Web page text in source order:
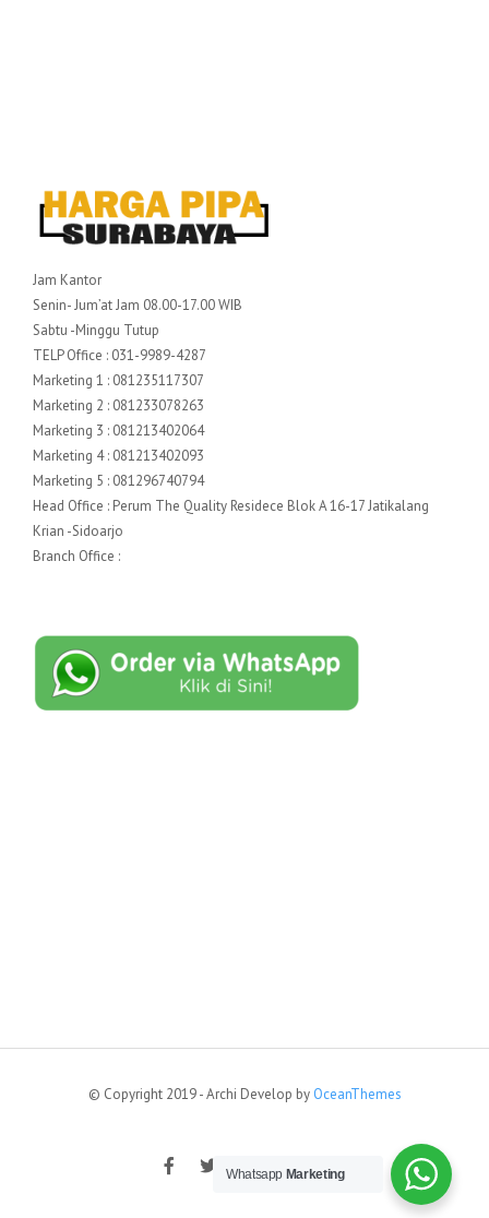
Jam Kantor
Senin- Jum’at Jam 08.00-17.00 WIB
Sabtu -Minggu Tutup
TELP Office : 031-9989-4287
Marketing 1 : 081235117307
Marketing 2 : 081233078263
Marketing 3 : 081213402064
Marketing 4 : 081213402093
Marketing 5 : 081296740794
Head Office : Perum The Quality Residece Blok A 16-17 Jatikalang
Krian -Sidoarjo
Branch Office :
© Copyright 2019 - Archi Develop by OceanThemes
Whatsapp Marketing